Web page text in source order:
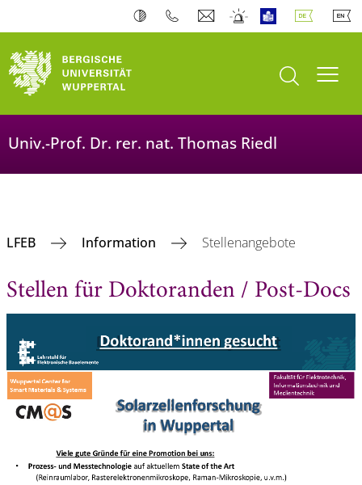
Suche öffnen
Univ.-Prof. Dr. rer. nat. Thomas Riedl
LFEB Information Stellenangebote
Stellen für Doktoranden / Post-Docs